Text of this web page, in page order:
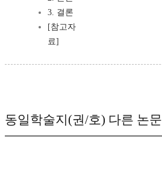
3. 결론
[참고자
료]
동일학술지(권/호) 다른 논문